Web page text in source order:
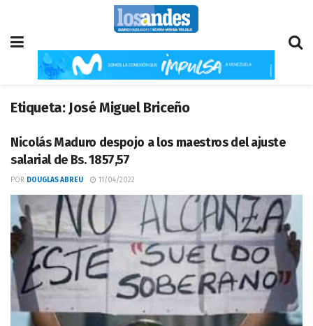
Etiqueta: José Miguel Briceño
Nicolás Maduro despojo a los maestros del ajuste
salarial de Bs. 1857,57
POR DOUGLAS ABREU 11/04/2022